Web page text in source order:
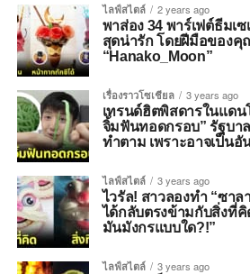
ไลฟ์สไตล์ 2 years ago
พาส่อง 34 พาร์เฟต์ธีมเ
สุดน่ารัก โดยฝีมือของคุ
“Hanako_Moon”
เรื่องราวโซเชียล 3 years ago
เทรนด์ฮิตพิสดารในแด
จิ้มฟันทอดกรอบ” รัฐบา
ทำตาม เพราะอาจเป็น
ไลฟ์สไตล์ 3 years ago
ไวรัล! สาวลองทำ “ซาล
ได้กลับตรงข้ามกับสิ่งที่
มันมังกรแบบใด?!”
ไลฟ์สไตล์ 3 years ago